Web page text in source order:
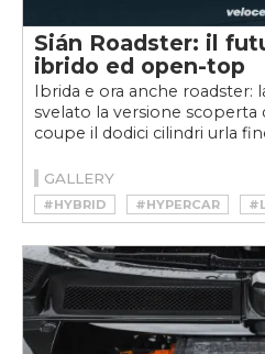
Sián Roadster: il
ibrido ed open-top
Ibrida e ora anche roadster:
svelato la versione scoperta
coupe il dodici cilindri urla
GALLERY
#HYBRID #HYPERCAR
#LAMBORGHINI SIAN
#LAMBORGINI SIAN ROADSTER
#SIAN ROADSTER